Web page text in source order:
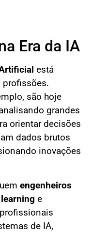
Era da IA
está
profissões.
são hoje
grandes
orientar decisões
dados brutos
inovações
engenheiros
e
de IA,